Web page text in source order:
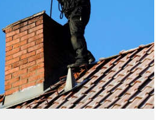
débistrage. Le conduit était très
encrassé et tout a été nettoyé
parfaitement. Travail soigné.